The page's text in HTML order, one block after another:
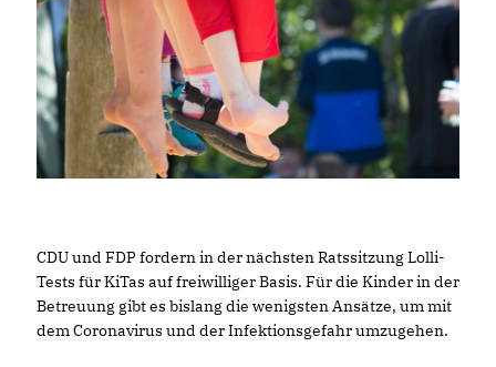
CDU und FDP fordern in der nächsten Ratssitzung Lolli-
Tests für KiTas auf freiwilliger Basis. Für die Kinder in der
Betreuung gibt es bislang die wenigsten Ansätze, um mit
dem Coronavirus und der Infektionsgefahr umzugehen.